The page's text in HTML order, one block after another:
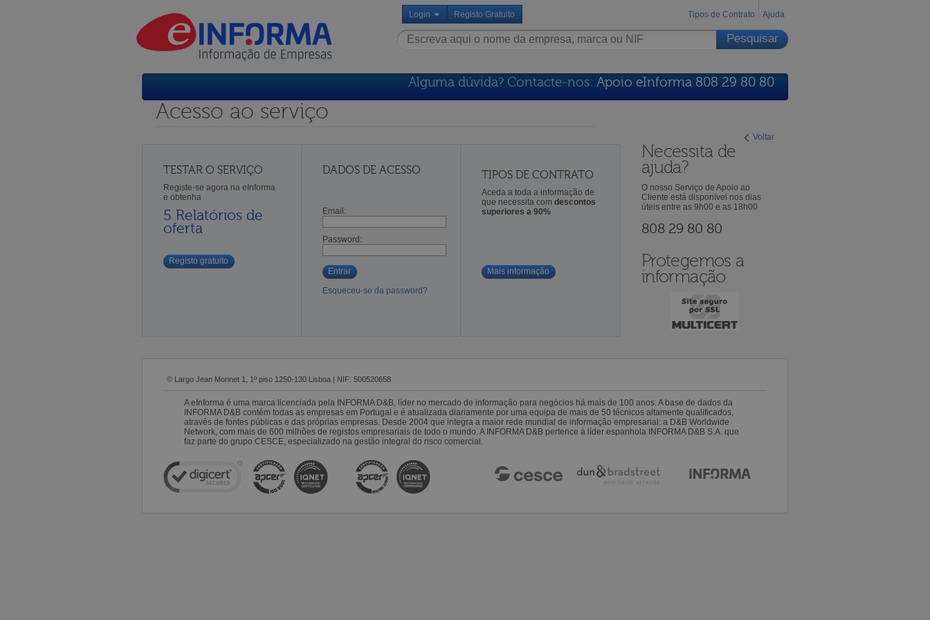
Login Registo Gratuito Tipos de Contrato Ajuda
Alguma dúvida? Contacte-nos: Apoio eInforma 808 29 80 80
Voltar
Acesso ao serviço
TESTAR O SERVIÇO
Registe-se agora na eInforma
e obtenha
5 Relatórios de
oferta
Registo gratuito
DADOS DE ACESSO
Email:
Password:
Entrar
Esqueceu-se da password?
TIPOS DE CONTRATO
Aceda a toda a informação de
que necessita comdescontos
superiores a 90%
Mais informação
Necessita de
ajuda?
O nosso Serviço de Apoio ao
Cliente está disponível nos dias
úteis entre as 9h00 e as 18h00
808 29 80 80
Protegemos a
informação
© Largo Jean Monnet 1, 1º piso 1250-130 Lisboa | NIF: 500520658
A eInforma é uma marca licenciada pela INFORMA D&B, líder no mercado de informação para negócios há mais de 100 anos. A base de dados da
INFORMA D&B contém todas as empresas em Portugal e é atualizada diariamente por uma equipa de mais de 50 técnicos altamente qualificados,
através de fontes públicas e das próprias empresas. Desde 2004 que integra a maior rede mundial de informação empresarial: a D&B Worldwide
Network, com mais de 600 milhões de registos empresariais de todo o mundo. A INFORMA D&B pertence à líder espanhola INFORMA D&B S.A. que
faz parte do grupo CESCE, especializado na gestão integral do risco comercial.